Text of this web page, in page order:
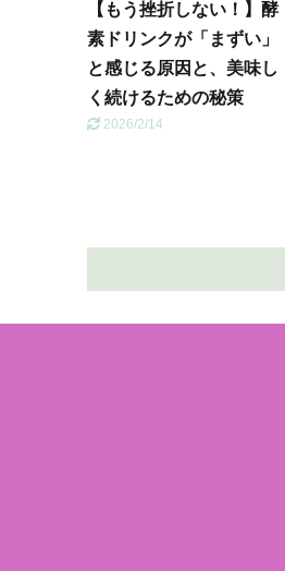
【もう挫折しない！】酵
素ドリンクが「まずい」
と感じる原因と、美味し
く続けるための秘策
2026/2/14